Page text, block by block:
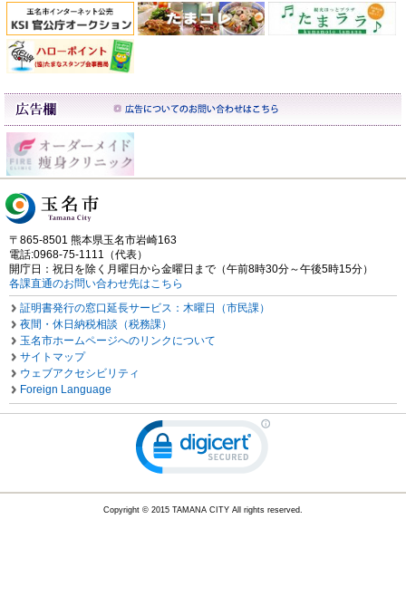
〒865-8501 熊本県玉名市岩崎163
電話:0968-75-1111（代表）
開庁日：祝日を除く月曜日から金曜日まで（午前8時30分～午後5時15分）
各課直通のお問い合わせ先はこちら
証明書発行の窓口延長サービス：木曜日（市民課）
夜間・休日納税相談（税務課）
玉名市ホームページへのリンクについて
サイトマップ
ウェブアクセシビリティ
Foreign Language
Copyright © 2015 TAMANA CITY All rights reserved.